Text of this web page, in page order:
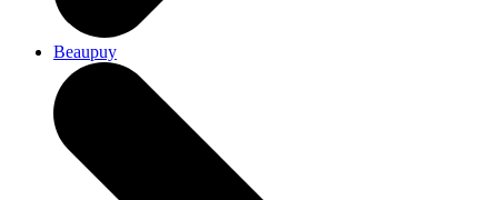
Beaupuy